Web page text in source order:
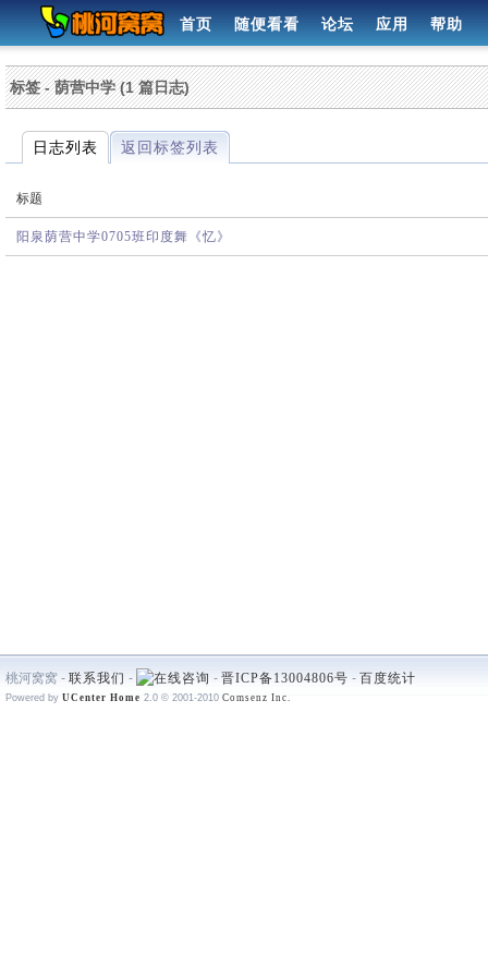
首页 随便看看 论坛 应用 帮助
标签 - 荫营中学 (1 篇日志)
日志列表 返回标签列表
标题
阳泉荫营中学0705班印度舞《忆》
桃河窝窝 - 联系我们 - - 晋ICP备13004806号 - 百度统计
Powered by UCenter Home 2.0 © 2001-2010 Comsenz Inc.